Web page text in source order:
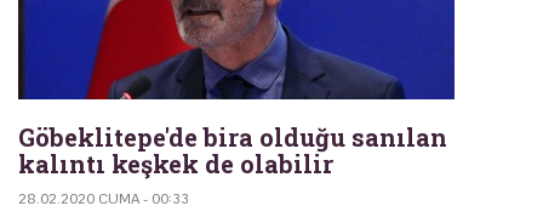
Göbeklitepe'de bira olduğu sanılan
kalıntı keşkek de olabilir
28.02.2020 CUMA - 00:33